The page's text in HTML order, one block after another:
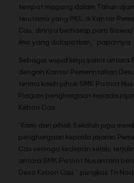
tempat magang dalam Tahun
terutama yang PKL di Kantor
Cau, dirinya berharap para
ilmu yang didapatkan,” paparnya.
Sebagai wujud kerja sama antara
dengan Kantor Pemerintahan
terima kasih pihak SMK Patriot
Piagam penghargaan kepada
Kebon Cau.
“Kami dari pihak Sekolah juga
penghargaan kepada jajaran
Cau semoga kedepan selalu
antara SMK Patriot Nusantara
Desa Kebon Cau,” pungkas Tri